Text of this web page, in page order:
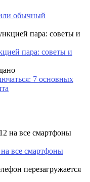
обычный
пара: советы и
7 основных
все смартфоны